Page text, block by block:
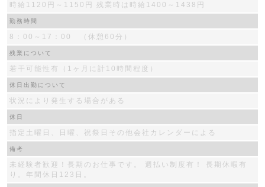
時給1120円～1150円 残業時は時給1400～1438円
勤務時間
8：00～17：00 （休憩60分）
残業について
若干可能性有（1ヶ月に計10時間程度）
休日出勤について
状況により発生する場合がある
休日
指定土曜日、日曜、祝祭日その他会社カレンダーによる
備考
未経験者歓迎！長期のお仕事です。 週払い制度有！ 長期休暇有
り。年間休日123日。